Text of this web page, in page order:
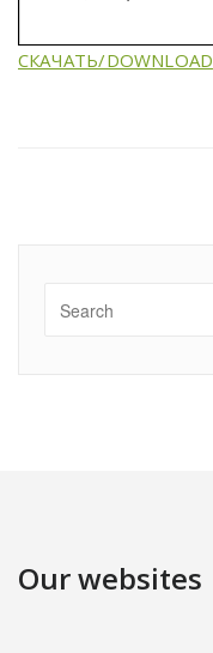
СКАЧАТЬ/DOWNLOAD
Our websites